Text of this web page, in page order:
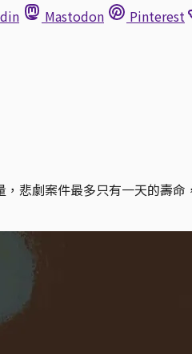
Mastodon Pinterest
悲劇案件最多只有一天的壽